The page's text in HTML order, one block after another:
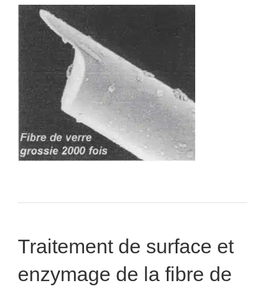
Traitement de surface et
enzymage de la fibre de